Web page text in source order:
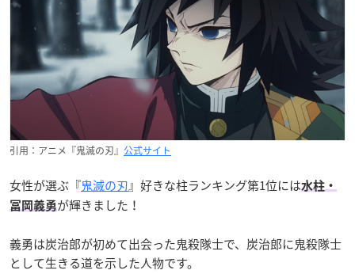
引用：アニメ『鬼滅の刃』 公式サイト
女性が選ぶ『鬼滅の刃』好きな柱ランキング第1位には水柱・
冨岡義勇が輝きました！
義勇は炭治郎が初めて出会った鬼殺隊士で、炭治郎に鬼殺隊士
として生きる道を示した人物です。